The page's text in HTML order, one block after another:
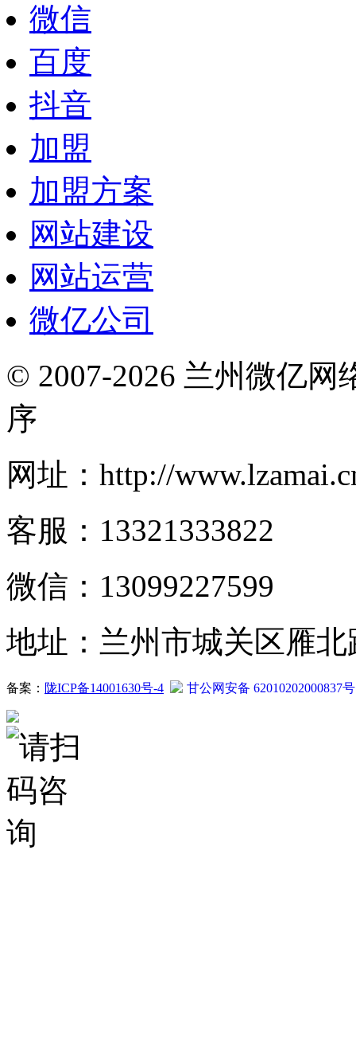
微信
百度
抖音
加盟
加盟方案
网站建设
网站运营
微亿公司
© 2007-2026 兰州微亿网
序
网址：http://
客服：13321333822
微信：13099227599
地址：兰州市城关区雁北
备案： 陇ICP备14001630号-4 甘公网安备 62010202000837号